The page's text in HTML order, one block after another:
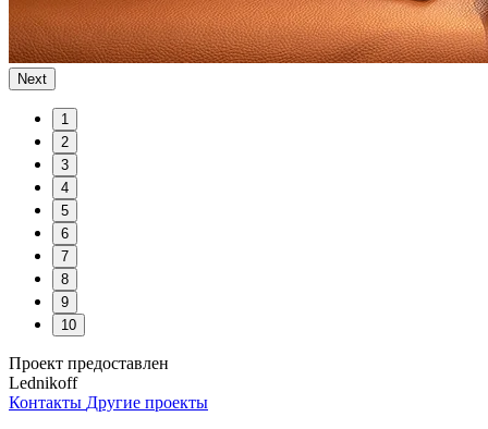
Next
1
2
3
4
5
6
7
8
9
10
Проект предоставлен
Lednikoff
Контакты Другие проекты